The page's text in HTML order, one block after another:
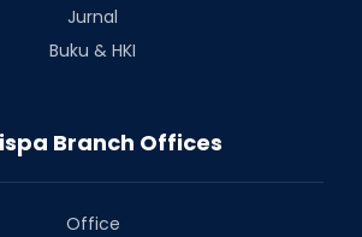
Jurnal
Buku & HKI
Branch Offices
Office